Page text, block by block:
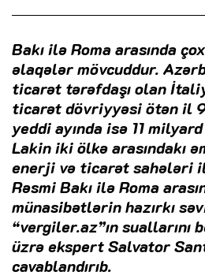
Bakı ilə Roma arasında
əlaqələr mövcuddur.
ticarət tərəfdaşı olan
ticarət dövriyyəsi ötən il
yeddi ayında isə 11
Lakin iki ölkə arasındakı
enerji və ticarət sahələri
Rəsmi Bakı ilə Roma
münasibətlərin hazırkı
“vergiler.az”ın suallarını
üzrə ekspert Salvator
cavablandırıb.